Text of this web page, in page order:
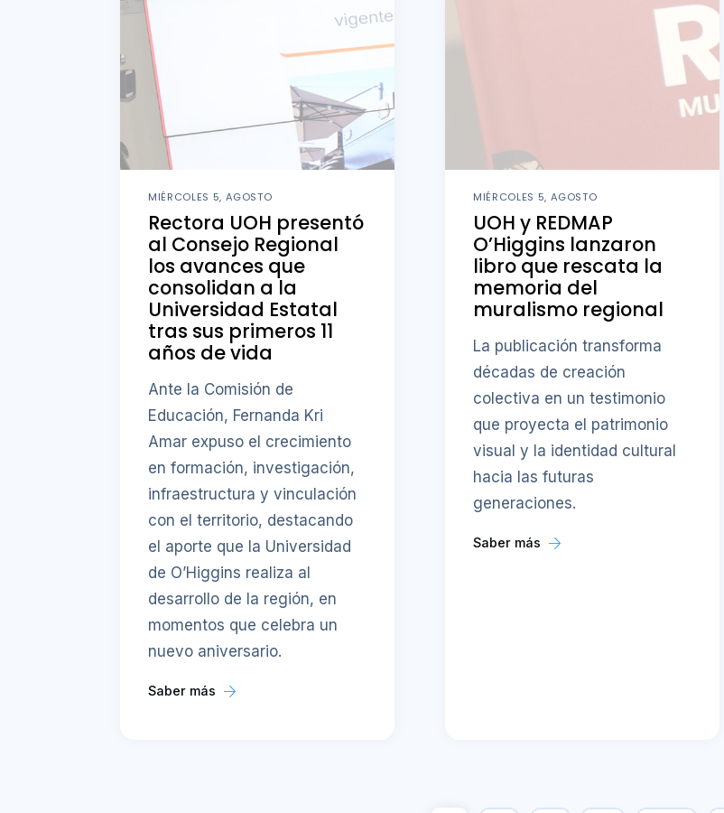
MIÉRCOLES 5, AGOSTO
Rectora UOH presentó
al Consejo Regional
los avances que
consolidan a la
Universidad Estatal
tras sus primeros 11
años de vida
Ante la Comisión de
Educación, Fernanda Kri
Amar expuso el crecimiento
en formación, investigación,
infraestructura y vinculación
con el territorio, destacando
el aporte que la Universidad
de O’Higgins realiza al
desarrollo de la región, en
momentos que celebra un
nuevo aniversario.
Saber más
MIÉRCOLES 5, AGOSTO
UOH y REDMAP
O’Higgins lanzaron
libro que rescata la
memoria del
muralismo regional
La publicación transforma
décadas de creación
colectiva en un testimonio
que proyecta el patrimonio
visual y la identidad cultural
hacia las futuras
generaciones.
Saber más